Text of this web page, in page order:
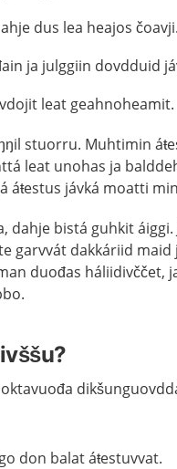
dus lea heajos čoavji.
ja julggiin dovdduid
leat geahnoheamit.
stuorru. Muhtimin
leat unohas ja
áŧestus jávká moatti
bistá guhkit áiggi.
garvvát dakkáriid maid
duođas háliidivččet,
don balat áŧestuvvat.